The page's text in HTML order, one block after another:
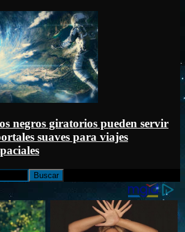
negros giratorios pueden servir
suaves para viajes